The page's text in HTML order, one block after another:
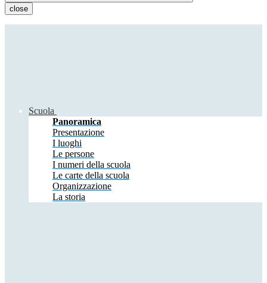
close
Scuola
Panoramica
Presentazione
I luoghi
Le persone
I numeri della scuola
Le carte della scuola
Organizzazione
La storia